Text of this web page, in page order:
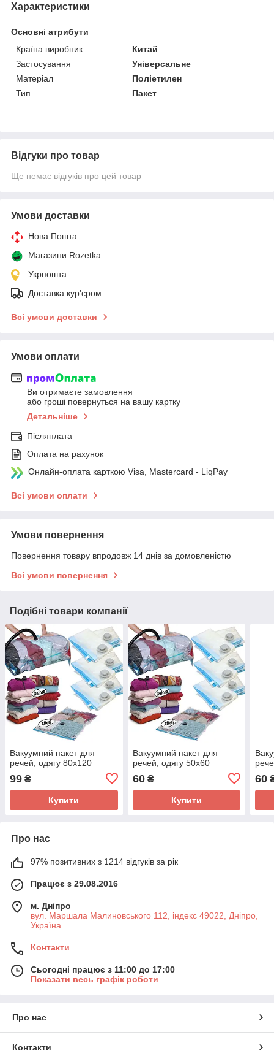
Характеристики
Основні атрибути
Країна виробник
Китай
Застосування
Універсальне
Матеріал
Поліетилен
Тип
Пакет
Відгуки про товар
Ще немає відгуків про цей товар
Умови доставки
Нова Пошта
Магазини Rozetka
Укрпошта
Доставка кур'єром
Всі умови доставки
Умови оплати
Ви отримаєте замовлення
або гроші повернуться на вашу картку
Детальніше
Післяплата
Оплата на рахунок
Онлайн-оплата карткою Visa, Mastercard - LiqPay
Всі умови оплати
Умови повернення
Повернення товару впродовж 14 днів за домовленістю
Всі умови повернення
Подібні товари компанії
Вакуумний пакет для
речей, одягу 80х120
99 ₴
Купити
Вакуумний пакет для
речей, одягу 50х60
60₴
Купити
60
Про нас
97% позитивних з 1214 відгуків за рік
Працює з 29.08.2016
м. Дніпро
вул. Маршала Малиновського 112, індекс 49022, Дніпро,
Україна
Контакти
Сьогодні працює з 11:00 до 17:00
Показати весь графік роботи
Про нас
Контакти